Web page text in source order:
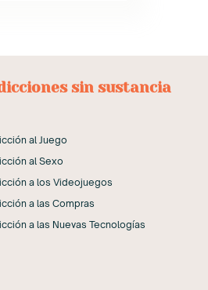
sin sustancia
al Juego
al Sexo
a los Videojuegos
a las Compras
a las Nuevas Tecnologías